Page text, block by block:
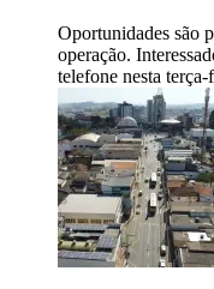
Oportunidades são
operação.
telefone nesta